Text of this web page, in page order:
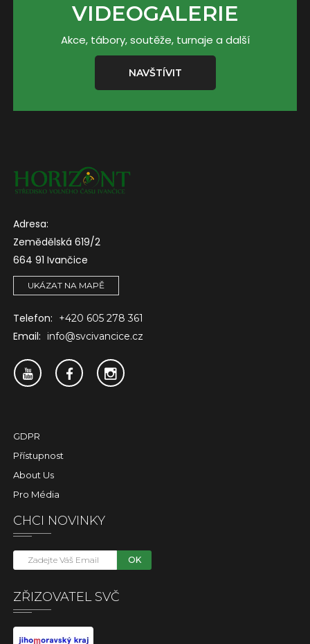
VIDEOGALERIE
Akce, tábory, soutěže, turnaje a další
NAVŠTÍVIT
Adresa:
Zemědělská 619/2
664 91 Ivančice
UKÁZAT NA MAPĚ
Telefon: +420 605 278 361
Email: info@svcivancice.cz
GDPR
Přístupnost
About Us
Pro Média
CHCI NOVINKY
OK
ZŘIZOVATEL SVČ